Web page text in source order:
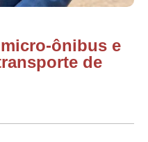
ônibus e
de